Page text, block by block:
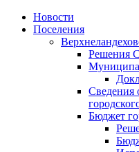
Skip
Новости
Поселения
Решения
Сведения
Бюджет